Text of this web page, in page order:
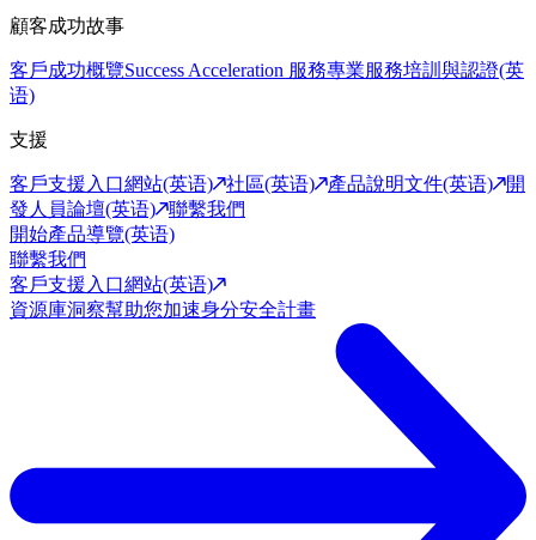
顧客成功故事
客戶成功概覽Success Acceleration 服務專業服務培訓與認證(英
语)
支援
客戶支援入口網站(英语) 社區(英语) 產品說明文件(英语)
開
發人員論壇(英语)
聯繫我們
開始產品導覽(英语)
聯繫我們
客戶支援入口網站(英语)
資源庫洞察幫助您加速身分安全計畫